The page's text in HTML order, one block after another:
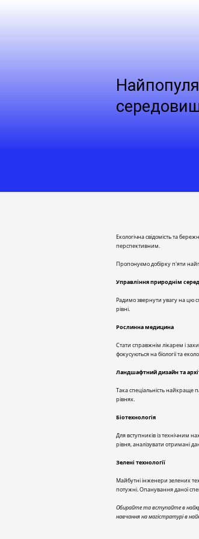
Екологічна свідомість та
перспективним.
Пропонуємо добірку п'яти
Управління природнім
Радимо звернути увагу на цю
рівні.
Рослинна медицина
Стати справжнім лікарем і
фокусуються на біології та
Ландшафтний дизайн та
Така спеціальність найкраще
рівнях.
Біотехнологія
Для вступників із технічним
рівня, аналізувати отримані
Зелені технології
Майбутні інженери зелених
потужні. Опанування даної
Обирайте та вступайте в
навчання на магістратурі в